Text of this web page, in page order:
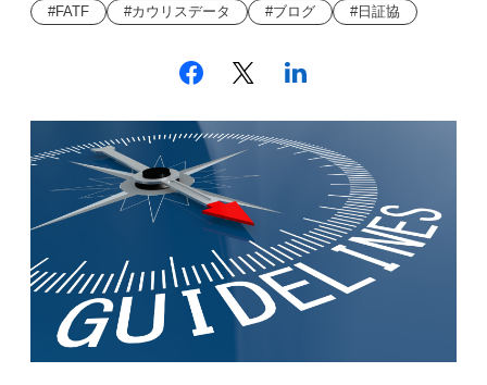
FATF カウリスデータ ブログ 日証協